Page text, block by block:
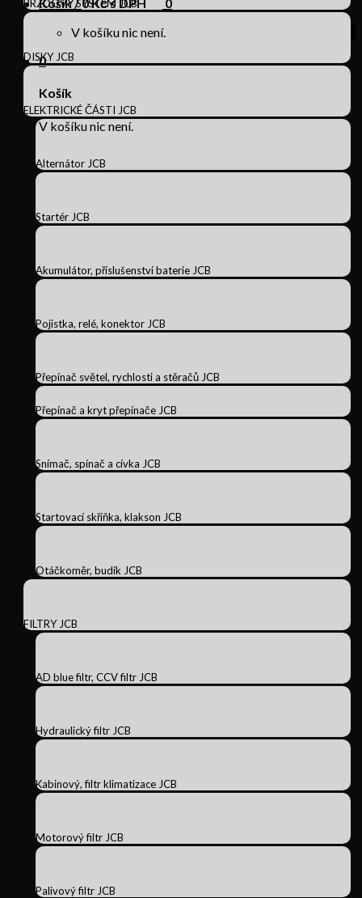
V košíku nic není.
0
Košík
V košíku nic není.
BRZDOVÝ SYSTÉM JCB
DISKY JCB
ELEKTRICKÉ ČÁSTI JCB
Alternátor JCB
Startér JCB
Akumulátor, příslušenství baterie JCB
Pojistka, relé, konektor JCB
Přepínač světel, rychlosti a stěračů JCB
Přepínač a kryt přepínače JCB
Snímač, spínač a cívka JCB
Startovací skříňka, klakson JCB
Otáčkoměr, budík JCB
FILTRY JCB
AD blue filtr, CCV filtr JCB
Hydraulický filtr JCB
Kabinový, filtr klimatizace JCB
Motorový filtr JCB
Palivový filtr JCB